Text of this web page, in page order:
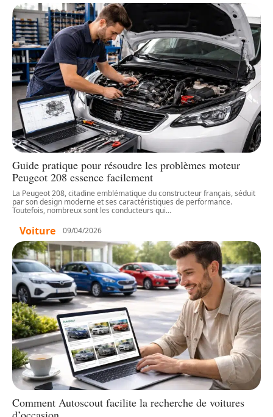
Guide pratique pour résoudre les problèmes moteur
Peugeot 208 essence facilement
La Peugeot 208, citadine emblématique du constructeur français, séduit
par son design moderne et ses caractéristiques de performance.
Toutefois, nombreux sont les conducteurs qui…
Voiture 09/04/2026
Comment Autoscout facilite la recherche de voitures